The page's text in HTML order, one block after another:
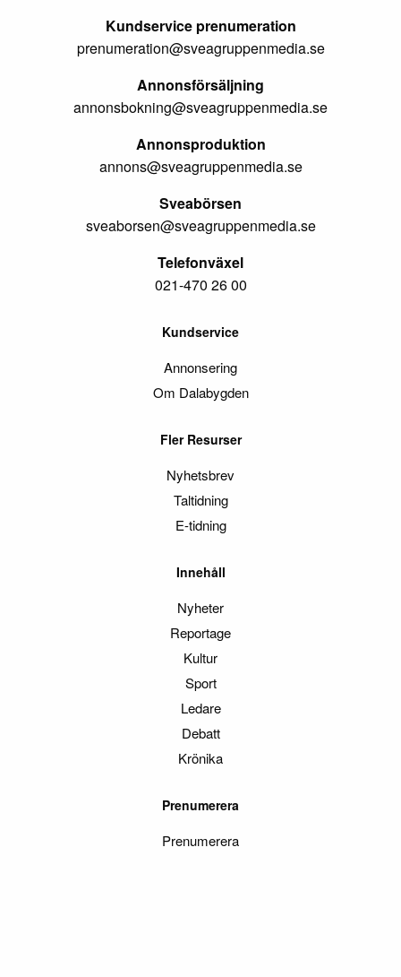
Kundservice prenumeration
prenumeration@sveagruppenmedia.se
Annonsförsäljning
annonsbokning@sveagruppenmedia.se
Annonsproduktion
annons@sveagruppenmedia.se
Sveabörsen
sveaborsen@sveagruppenmedia.se
Telefonväxel
021-470 26 00
Kundservice
Annonsering
Om Dalabygden
Fler Resurser
Nyhetsbrev
Taltidning
E-tidning
Innehåll
Nyheter
Reportage
Kultur
Sport
Ledare
Debatt
Krönika
Prenumerera
Prenumerera